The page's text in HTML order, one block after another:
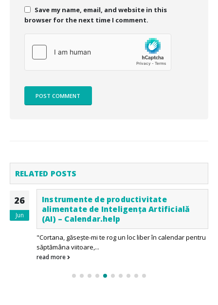
Save my name, email, and website in this
browser for the next time I comment.
RELATED POSTS
26
Jun
Instrumente de productivitate
alimentate de Inteligența Artificială
(AI) – Calendar.help
"Cortana, găsește-mi te rog un loc liber în calendar pentru
săptămâna viitoare,...
read more